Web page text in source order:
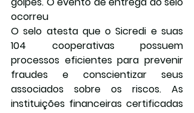
ocorreu
O selo atesta que o Sicredi e suas
104 cooperativas possuem
processos eficientes para prevenir
fraudes e conscientizar seus
associados sobre os riscos. As
instituições financeiras certificadas